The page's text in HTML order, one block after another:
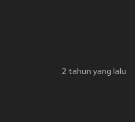
2 tahun yang lalu